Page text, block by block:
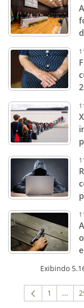
Exibindo
Página
1 ...